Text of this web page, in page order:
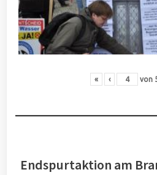
« ‹ von
Endspurtaktion am